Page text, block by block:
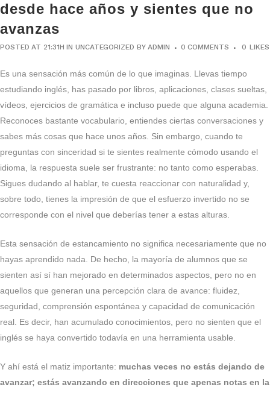
desde hace años y sientes que no
avanzas
POSTED AT 21:31H INUNCATEGORIZED BYADMIN 0 COMMENTS 0 LIKES
Es una sensación más común de lo que imaginas. Llevas tiempo
estudiando inglés, has pasado por libros, aplicaciones, clases sueltas,
vídeos, ejercicios de gramática e incluso puede que alguna academia.
Reconoces bastante vocabulario, entiendes ciertas conversaciones y
sabes más cosas que hace unos años. Sin embargo, cuando te
preguntas con sinceridad si te sientes realmente cómodo usando el
idioma, la respuesta suele ser frustrante: no tanto como esperabas.
Sigues dudando al hablar, te cuesta reaccionar con naturalidad y,
sobre todo, tienes la impresión de que el esfuerzo invertido no se
corresponde con el nivel que deberías tener a estas alturas.
Esta sensación de estancamiento no significa necesariamente que no
hayas aprendido nada. De hecho, la mayoría de alumnos que se
sienten así sí han mejorado en determinados aspectos, pero no en
aquellos que generan una percepción clara de avance: fluidez,
seguridad, comprensión espontánea y capacidad de comunicación
real. Es decir, han acumulado conocimientos, pero no sienten que el
inglés se haya convertido todavía en una herramienta usable.
Y ahí está el matiz importante: muchas veces no estás dejando de
avanzar; estás avanzando en direcciones que apenas notas en la